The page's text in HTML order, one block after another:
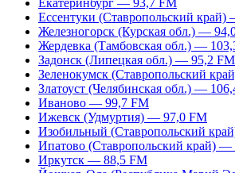
Екатеринбург — 93,7 FM
Ессентуки (Ставропольский край)
Железногорск (Курская обл.) —
Жердевка (Тамбовская обл.) —
Задонск (Липецкая обл.) — 95,2 FM
Зеленокумск (Ставропольский
Златоуст (Челябинская обл.) —
Иваново — 99,7 FM
Ижевск (Удмуртия) — 97,0 FM
Изобильный (Ставропольский
Ипатово (Ставропольский край) —
Иркутск — 88,5 FM